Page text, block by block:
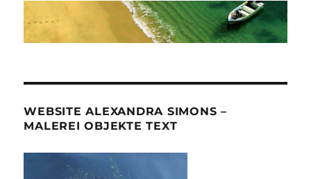
WEBSITE ALEXANDRA SIMONS –
MALEREI OBJEKTE TEXT